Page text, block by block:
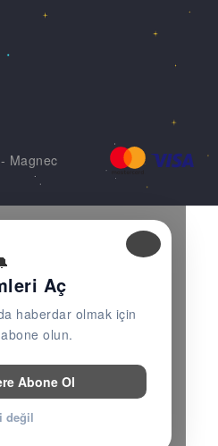
Magnec
Aç
haberdar olmak için
olun.
Abone Ol
değil